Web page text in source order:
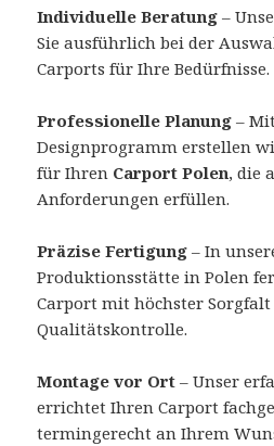
Individuelle Beratung –
Sie ausführlich bei der
Carports für Ihre Bedürfnisse.
Professionelle Planung –
Designprogramm erstellen
für Ihren Carport Polen, die
Anforderungen erfüllen.
Präzise Fertigung – In
Produktionsstätte in Polen
Carport mit höchster
Qualitätskontrolle.
Montage vor Ort – Unser
errichtet Ihren Carport
termingerecht an Ihrem